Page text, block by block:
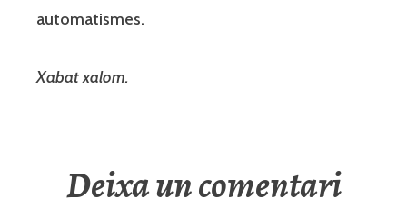
automatismes.
Xabat xalom.
Deixa un comentari